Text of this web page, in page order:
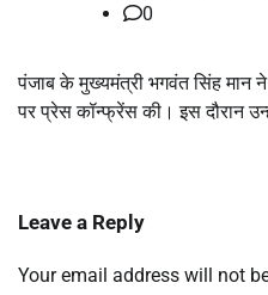
0
पंजाब के मुख्यमंत्री भगवंत सिंह मान
पर प्रेस कॉन्फ्रेंस की। इस दौरान
Leave a Reply
Your email address will not